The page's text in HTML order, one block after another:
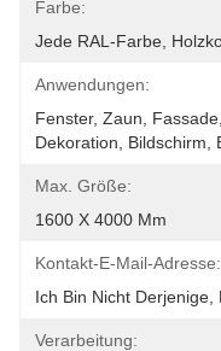
Farbe:
Jede RAL-Farbe,
Anwendungen:
Fenster, Zaun,
Dekoration, Bildschirm,
Max. Größe:
1600 X 4000 Mm
Kontakt-E-Mail-Adresse:
Ich Bin Nicht Derjenige,
Verarbeitung: